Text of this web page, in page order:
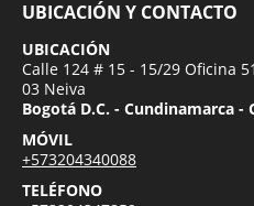
UBICACIÓN Y CONTACTO
UBICACIÓN
Calle 124 # 15 - 15/29 Oficina
03 Neiva
Bogotá D.C. - Cundinamarca -
MÓVIL
+573204340088
TELÉFONO